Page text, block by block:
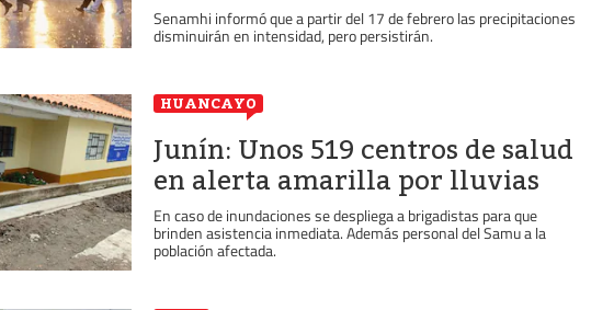
Senamhi informó que a partir del 17 de febrero las precipitaciones
disminuirán en intensidad, pero persistirán.
HUANCAYO
Junín: Unos 519 centros de salud
en alerta amarilla por lluvias
En caso de inundaciones se despliega a brigadistas para que
brinden asistencia inmediata. Además personal del Samu a la
población afectada.